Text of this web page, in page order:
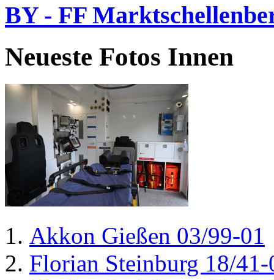
BY - FF
Neueste Fotos Innen
Akkon Gießen 03/99-01
Florian Steinburg 18/41-